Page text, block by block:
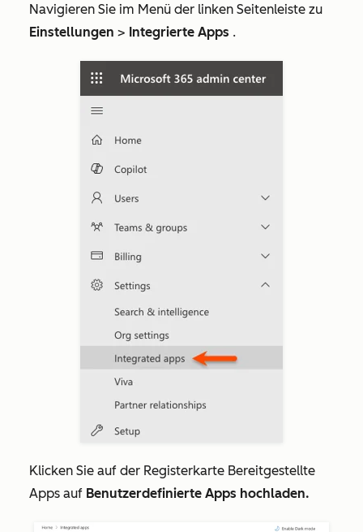
Navigieren Sie im Menü der linken Seitenleiste zu
Einstellungen > Integrierte Apps .
Klicken Sie auf der Registerkarte Bereitgestellte
Apps auf Benutzerdefinierte Apps hochladen.